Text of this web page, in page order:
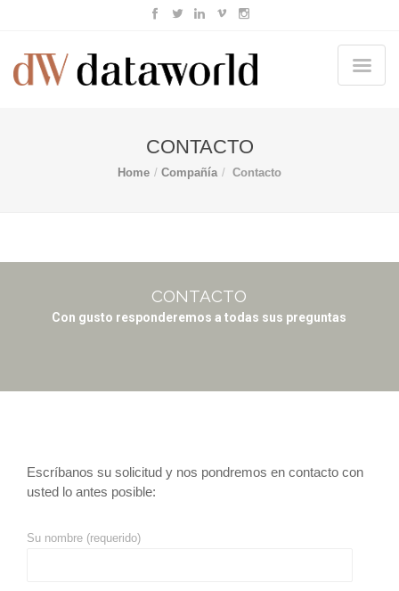
CONTACTO
Home Compañía Contacto
CONTACTO
Con gusto responderemos a todas sus preguntas
Escríbanos su solicitud y nos pondremos en contacto con
usted lo antes posible:
Su nombre (requerido)